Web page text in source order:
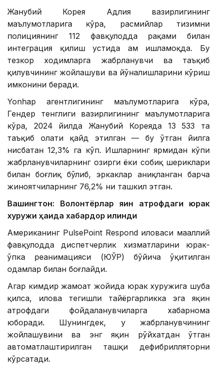
Жанубий Корея Адлия вазирлигининг
маълумотларига кўра, расмийлар тизимни
полициянинг 112 фавқулодда рақами билан
интеграция қилиш устида ҳам ишламоқда. Бу
тезкор ходимларга жабрланувчи ва таъқиб
қилувчининг жойлашуви ва йўналишларини кўриш
имконини беради.
Yonhap агентлигининг маълумотларига кўра,
Гендер тенглиги вазирлигининг маълумотларига
кўра, 2024 йилда Жанубий Кореяда 13 533 та
таъқиб ҳолати қайд этилган — бу ўтган йилга
нисбатан 12,3% га кўп. Ишларнинг ярмидан кўпи
жабрланувчиларнинг ҳозирги ёки собиқ шериклари
билан боғлиқ бўлиб, эркаклар аниқланган барча
жиноятчиларнинг 76,2% ни ташкил этган.
Вашингтон: Волонтёрлар яқин атрофдаги юрак
хуружи ҳақида хабардор қилинди
Американинг PulsePoint Respond иловаси маҳаллий
фавқулодда диспетчерлик хизматларини юрак-
ўпка реанимацияси (ЮЎР) бўйича ўқитилган
одамлар билан боғлайди.
Агар кимдир жамоат жойида юрак хуружига шубҳа
қилса, илова тегишли тайёргарликка эга яқин
атрофдаги фойдаланувчиларга хабарнома
юборади. Шунингдек, у жабрланувчининг
жойлашувини ва энг яқин рўйхатдан ўтган
автоматлаштирилган ташқи дефибрилляторни
кўрсатади.